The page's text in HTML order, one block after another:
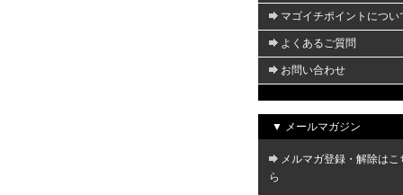
マゴイチポイントについ
よくあるご質問
お問い合わせ
▼ メールマガジン
メルマガ登録・解除はこ
ら